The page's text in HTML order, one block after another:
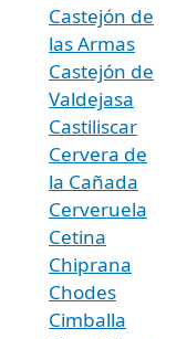
Castejón de
las Armas
Castejón de
Valdejasa
Castiliscar
Cervera de
la Cañada
Cerveruela
Cetina
Chiprana
Chodes
Cimballa